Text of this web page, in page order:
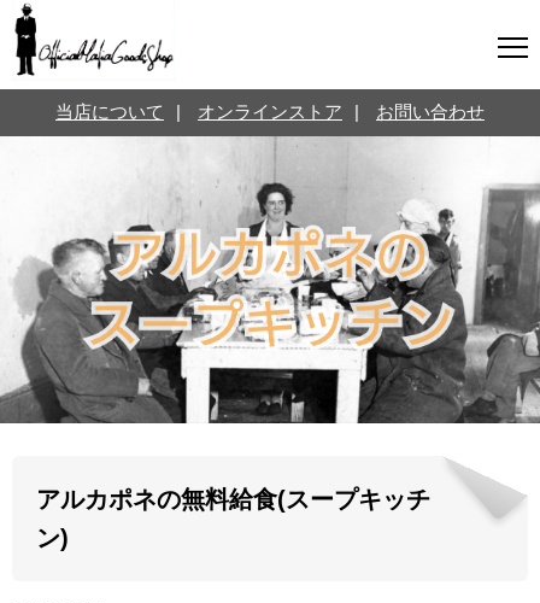
Twitterはこちら @jpmeyerlanskytm
カテゴリ
お知らせ マフィアの小話
三分で学ぶマフィア暗黒史 名言・悩み相談
時事ニュース 書籍紹介
当店について オンラインストア お問い合わせ
アルカポネの無料給食(スープキッチ
ン)
オンラインストア
お問い合わせ
言葉のお医者さん